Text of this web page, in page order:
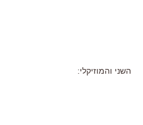
השני והמוזיקלי: